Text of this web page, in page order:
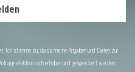
Ich stimme zu, dass meine Angaben und Daten zur
elektronisch erhoben und gespeichert werden.